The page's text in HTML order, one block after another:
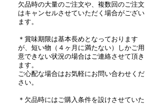
欠品時の大量のご注文や、複数回のご注文
はキャンセルさせていただく場合がござい
ます。
＊賞味期限は基本長めとなっております
が、短い物（４ヶ月に満たない）しかご用
意できない状況の場合はご連絡させて頂き
ます。
ご心配な場合はお気軽にお問い合わせくだ
さい。
＊欠品時にはご購入条件を設けさせていた